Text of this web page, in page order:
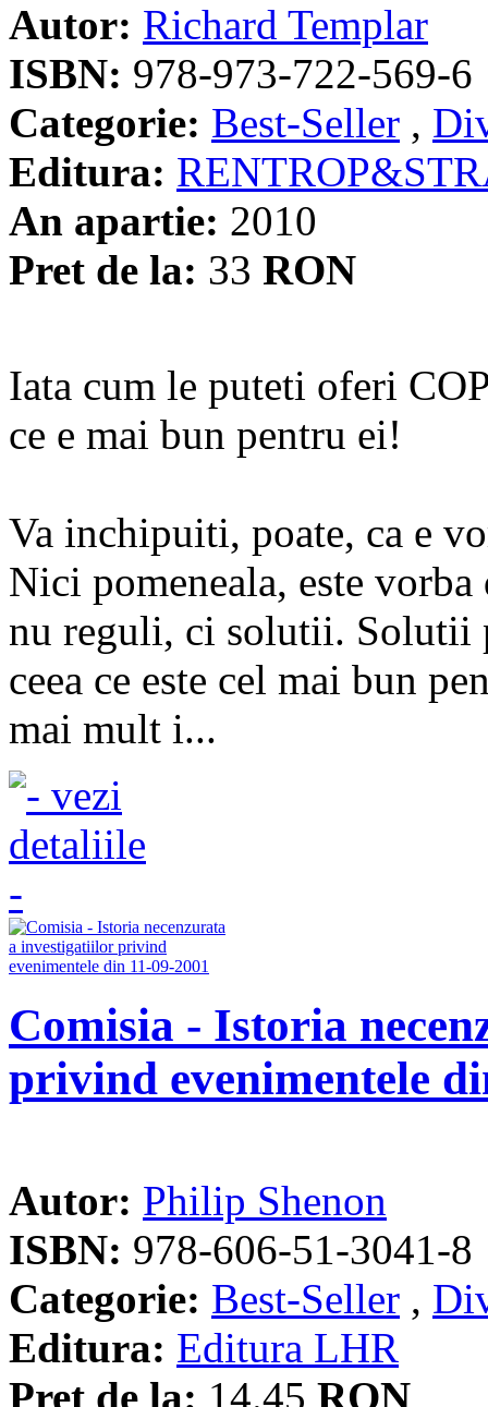
Autor: Richard Templar
ISBN: 978-973-722-569-6
Categorie: Best-Seller ,
Editura:
An apartie: 2010
Pret de la: 33 RON
Iata cum le puteti oferi
ce e mai bun pentru ei!
Va inchipuiti, poate, ca e
Nici pomeneala, este
nu reguli, ci solutii. Solutii
ceea ce este cel mai bun
mai mult i...
Comisia - Istoria
privind evenimentele
Autor: Philip Shenon
ISBN: 978-606-51-3041-8
Categorie: Best-Seller ,
Editura: Editura LHR
Pret de la: 14.45 RON